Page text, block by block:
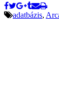
adatbázis,